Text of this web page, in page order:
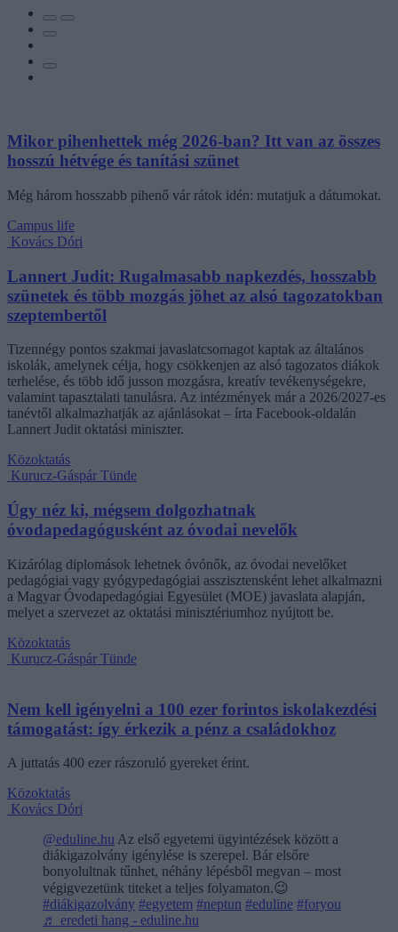
Mikor pihenhettek még 2026-ban? Itt van az összes
hosszú hétvége és tanítási szünet
Még három hosszabb pihenő vár rátok idén: mutatjuk a dátumokat.
Campus life
Kovács Dóri
Lannert Judit: Rugalmasabb napkezdés, hosszabb
szünetek és több mozgás jöhet az alsó tagozatokban
szeptembertől
Tizennégy pontos szakmai javaslatcsomagot kaptak az általános
iskolák, amelynek célja, hogy csökkenjen az alsó tagozatos diákok
terhelése, és több idő jusson mozgásra, kreatív tevékenységekre,
valamint tapasztalati tanulásra. Az intézmények már a 2026/2027-es
tanévtől alkalmazhatják az ajánlásokat – írta Facebook-oldalán
Lannert Judit oktatási miniszter.
Közoktatás
Kurucz-Gáspár Tünde
Úgy néz ki, mégsem dolgozhatnak
óvodapedagógusként az óvodai nevelők
Kizárólag diplomások lehetnek óvónők, az óvodai nevelőket
pedagógiai vagy gyógypedagógiai asszisztensként lehet alkalmazni
a Magyar Óvodapedagógiai Egyesület (MOE) javaslata alapján,
melyet a szervezet az oktatási minisztériumhoz nyújtott be.
Közoktatás
Kurucz-Gáspár Tünde
Nem kell igényelni a 100 ezer forintos iskolakezdési
támogatást: így érkezik a pénz a családokhoz
A juttatás 400 ezer rászoruló gyereket érint.
Közoktatás
Kovács Dóri
@eduline.hu Az első egyetemi ügyintézések között a
diákigazolvány igénylése is szerepel. Bár elsőre
bonyolultnak tűnhet, néhány lépésből megvan – most
végigvezetünk titeket a teljes folyamaton.😉
#diákigazolvány #egyetem #neptun #eduline #foryou
♬ eredeti hang - eduline.hu